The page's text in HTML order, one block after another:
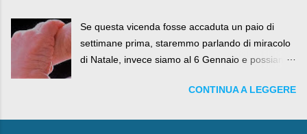
Se questa vicenda fosse accaduta un paio di
settimane prima, staremmo parlando di miracolo
di Natale, invece siamo al 6 Gennaio e possiamo
e la Befana, visto il lieto epilogo della vicenda.
CONTINUA A LEGGERE